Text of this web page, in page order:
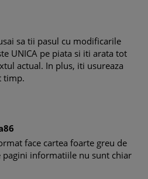
sa tii pasul cu modificarile
UNICA pe piata si iti arata tot
actual. In plus, iti usureaza
timp.
face cartea foarte greu de
informatiile nu sunt chiar